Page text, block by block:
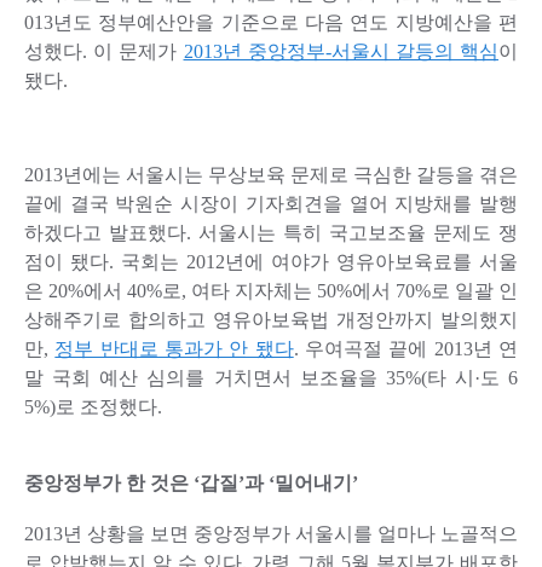
013년도 정부예산안을 기준으로 다음 연도 지방예산을 편
성했다. 이 문제가 2013년 중앙정부-서울시 갈등의 핵심이
됐다.
2013년에는 서울시는 무상보육 문제로 극심한 갈등을 겪은
끝에 결국 박원순 시장이 기자회견을 열어 지방채를 발행
하겠다고 발표했다. 서울시는 특히 국고보조율 문제도 쟁
점이 됐다. 국회는 2012년에 여야가 영유아보육료를 서울
은 20%에서 40%로, 여타 지자체는 50%에서 70%로 일괄 인
상해주기로 합의하고 영유아보육법 개정안까지 발의했지
만, 정부 반대로 통과가 안 됐다. 우여곡절 끝에 2013년 연
말 국회 예산 심의를 거치면서 보조율을 35%(타 시·도 6
5%)로 조정했다.
중앙정부가 한 것은 ‘갑질’과 ‘밀어내기’
2013년 상황을 보면 중앙정부가 서울시를 얼마나 노골적으
로 압박했는지 알 수 있다. 가령 그해 5월 복지부가 배포한